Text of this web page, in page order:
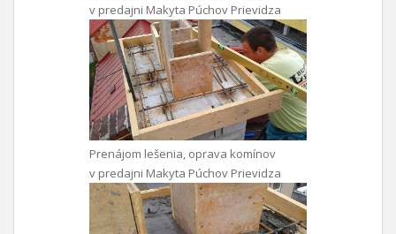
v predajni Makyta Púchov Prievidza
Prenájom lešenia, oprava komínov
v predajni Makyta Púchov Prievidza